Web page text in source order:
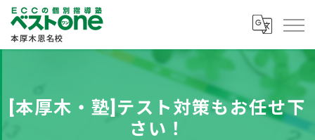
[本厚木・塾]テスト対策もお任せ下
さい！